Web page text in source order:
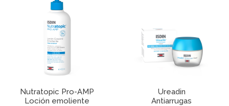
Nutratopic Pro-AMP
Loción emoliente
Ureadin
Antiarrugas